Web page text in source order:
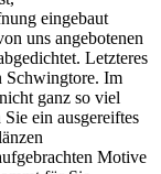
eingebaut
uns angebotenen
Letzteres
Schwingtore. Im
ganz so viel
ein ausgereiftes
Motive